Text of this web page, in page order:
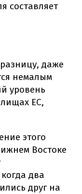
составляет
даже
немалым
уровень
ЕС,
этого
Востоке
два
друг на